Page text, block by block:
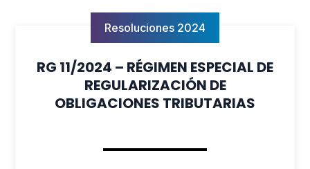
Resoluciones 2024
RG 11/2024 – RÉGIMEN ESPECIAL DE
REGULARIZACIÓN DE
OBLIGACIONES TRIBUTARIAS